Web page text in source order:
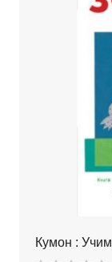
Кумон :